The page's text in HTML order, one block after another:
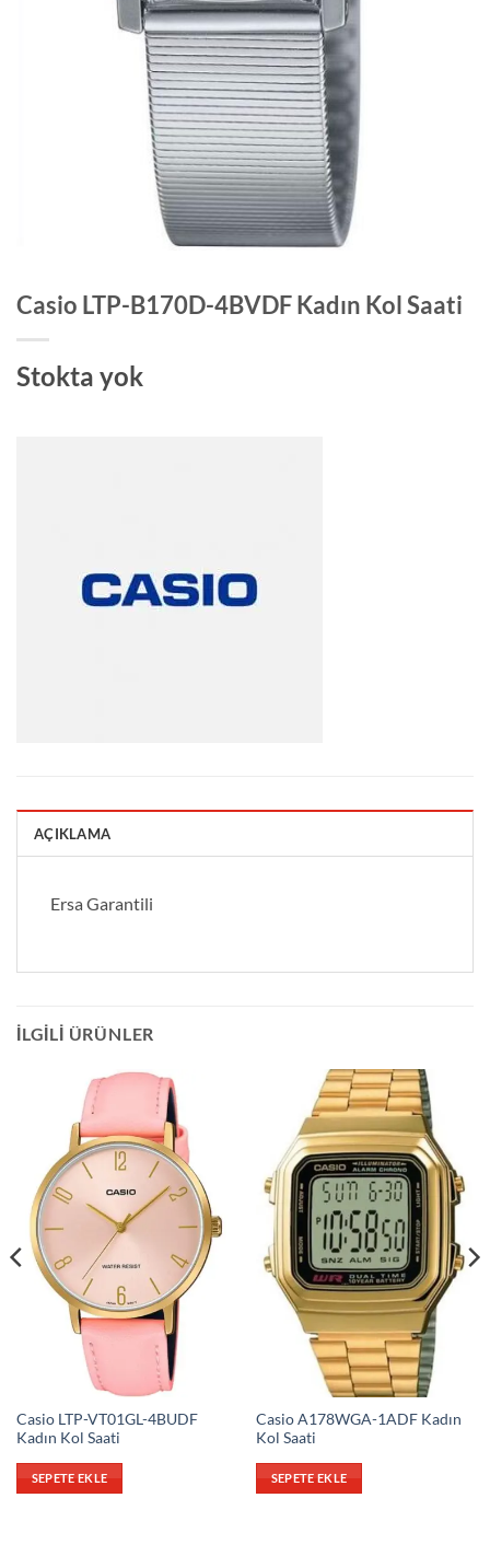
Casio LTP-B170D-4BVDF Kadın Kol Saati
Stokta yok
AÇIKLAMA
Ersa Garantili
İLGILI ÜRÜNLER
Casio LTP-VT01GL-4BUDF
Kadın Kol Saati
SEPETE EKLE
Casio A178WGA-1ADF Kadın
Kol Saati
SEPETE EKLE